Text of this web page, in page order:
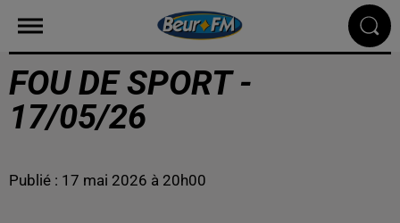
FOU DE SPORT -
17/05/26
Publié : 17 mai 2026 à 20h00